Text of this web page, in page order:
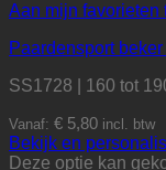
Aan mijn favorieten
Paardensport
SS1728 | 160 tot
Vanaf: € 5,80 incl. btw
Bekijk en
Deze optie kan